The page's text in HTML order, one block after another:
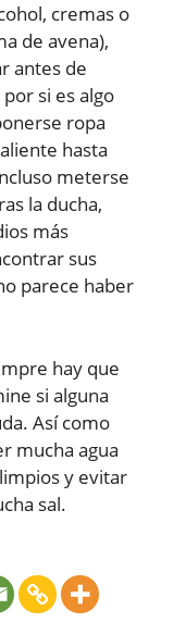
cremas o
de avena),
antes de
si es algo
ropa
hasta
meterse
la ducha,
más
sus
parece haber
hay que
si alguna
Así como
mucha agua
y evitar
sal.